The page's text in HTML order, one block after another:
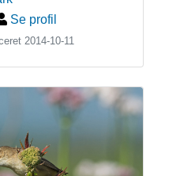
Se profil
2014-10-11